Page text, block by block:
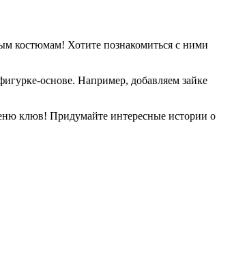
костюмам! Хотите познакомиться с ними
основе. Например, добавляем зайке
клюв! Придумайте интересные истории о